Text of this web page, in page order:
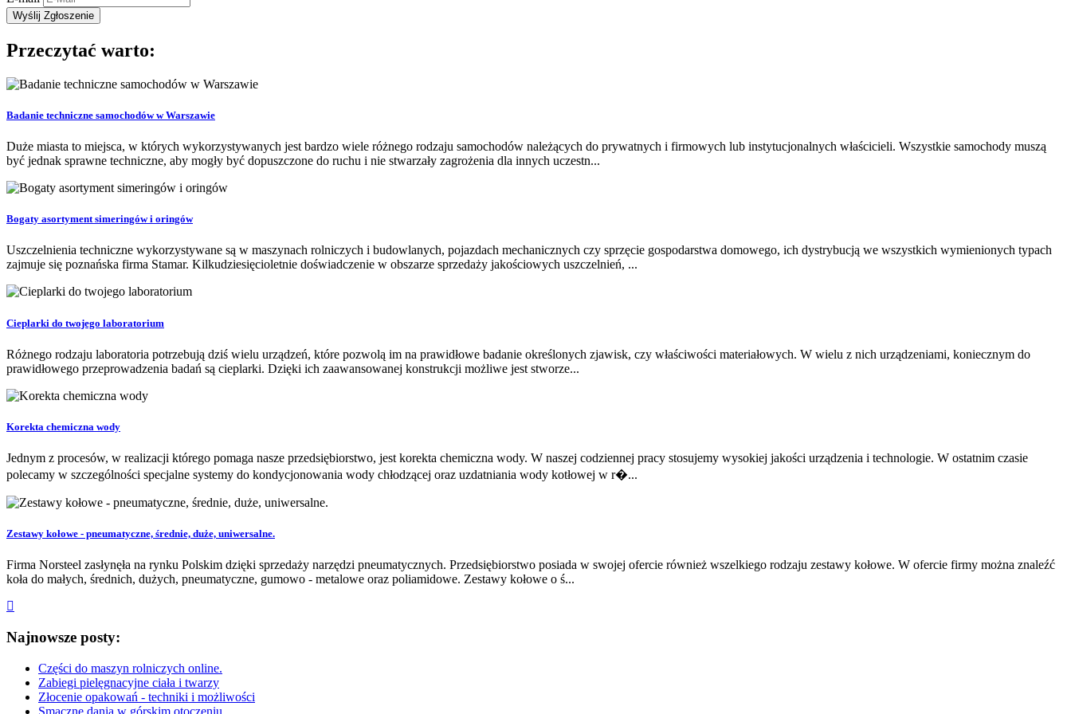
Przeczytać warto:
Badanie techniczne samochodów w Warszawie
Duże miasta to miejsca, w których wykorzystywanych jest bardzo wiele różnego rodzaju samochodów należących do prywatnych i firmowych lub instytucjonalnych właścicieli. Wszystkie samochody muszą
być jednak sprawne techniczne, aby mogły być dopuszczone do ruchu i nie stwarzały zagrożenia dla innych uczestn...
Bogaty asortyment simeringów i oringów
Uszczelnienia techniczne wykorzystywane są w maszynach rolniczych i budowlanych, pojazdach mechanicznych czy sprzęcie gospodarstwa domowego, ich dystrybucją we wszystkich wymienionych typach
zajmuje się poznańska firma Stamar. Kilkudziesięcioletnie doświadczenie w obszarze sprzedaży jakościowych uszczelnień, ...
Cieplarki do twojego laboratorium
Różnego rodzaju laboratoria potrzebują dziś wielu urządzeń, które pozwolą im na prawidłowe badanie określonych zjawisk, czy właściwości materiałowych. W wielu z nich urządzeniami, koniecznym do
prawidłowego przeprowadzenia badań są cieplarki. Dzięki ich zaawansowanej konstrukcji możliwe jest stworze...
Korekta chemiczna wody
Jednym z procesów, w realizacji którego pomaga nasze przedsiębiorstwo, jest korekta chemiczna wody. W naszej codziennej pracy stosujemy wysokiej jakości urządzenia i technologie. W ostatnim czasie
polecamy w szczególności specjalne systemy do kondycjonowania wody chłodzącej oraz uzdatniania wody kotłowej w r�...
Zestawy kołowe - pneumatyczne, średnie, duże, uniwersalne.
Firma Norsteel zasłynęła na rynku Polskim dzięki sprzedaży narzędzi pneumatycznych. Przedsiębiorstwo posiada w swojej ofercie również wszelkiego rodzaju zestawy kołowe. W ofercie firmy można znaleźć
koła do małych, średnich, dużych, pneumatyczne, gumowo - metalowe oraz poliamidowe. Zestawy kołowe o ś...
Najnowsze posty:
Części do maszyn rolniczych online.
Zabiegi pielęgnacyjne ciała i twarzy
Złocenie opakowań - techniki i możliwości
Smaczne dania w górskim otoczeniu